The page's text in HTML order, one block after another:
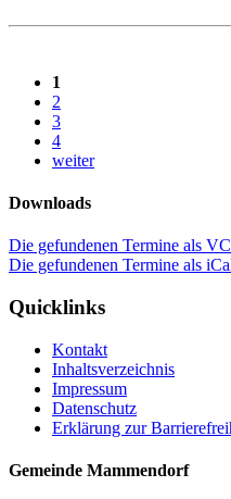
1
2
3
4
weiter
Downloads
Die gefundenen Termine als
Die gefundenen Termine als
Quicklinks
Kontakt
Inhaltsverzeichnis
Impressum
Datenschutz
Erklärung zur
Gemeinde Mammendorf